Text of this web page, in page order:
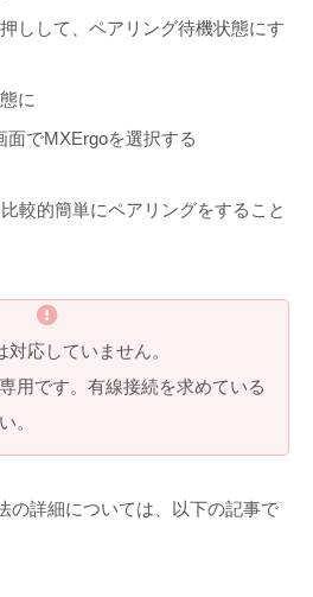
しして、ペアリング待機状態にす
に
面でMXErgoを選択する
較的簡単にペアリングをすること
応していません。
用です。有線接続を求めている
。
の詳細については、以下の記事で